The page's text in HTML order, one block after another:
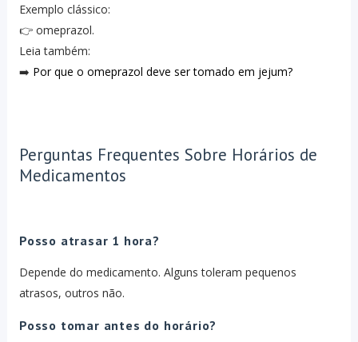
Exemplo clássico:
👉 omeprazol.
Leia também:
➡️ Por que o omeprazol deve ser tomado em jejum?
Perguntas Frequentes Sobre Horários de
Medicamentos
Posso atrasar 1 hora?
Depende do medicamento. Alguns toleram pequenos
atrasos, outros não.
Posso tomar antes do horário?